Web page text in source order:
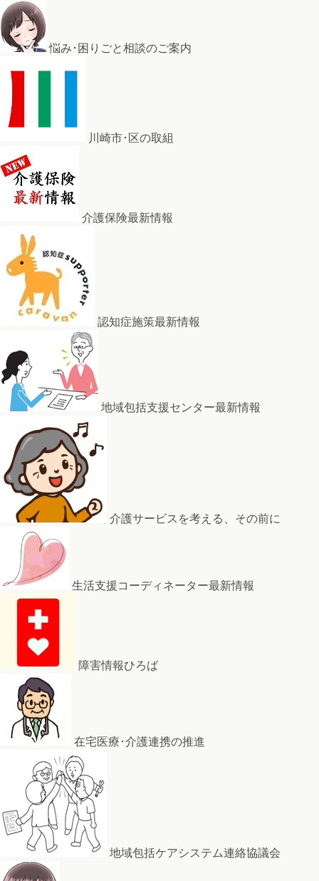
悩み･困りごと相談のご案内
川崎市･区の取組
介護保険最新情報
認知症施策最新情報
地域包括支援センター最新情報
介護サービスを考える、その前に
生活支援コーディネーター最新情報
障害情報ひろば
在宅医療･介護連携の推進
地域包括ケアシステム連絡協議会